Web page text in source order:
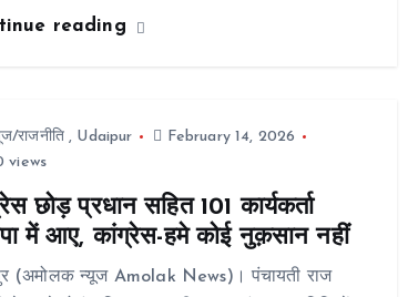
reading
राजनीति, Udaipur
February 14, 2026
views
छोड़ प्रधान सहित 101 कार्यकर्ता
में आए, कांग्रेस-हमे कोई नुक़सान नहीं
(अमोलक न्यूज Amolak News)। पंचायती राज